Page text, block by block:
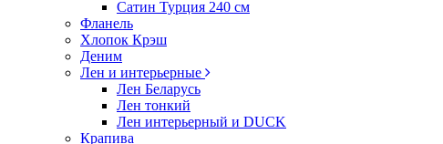
Сатин Турция 240 см
Фланель
Хлопок Крэш
Деним
Лен и интерьерные
Лен Беларусь
Лен тонкий
Лен интерьерный и DUCK
Крапива